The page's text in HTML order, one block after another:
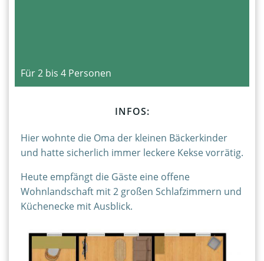
Für 2 bis 4 Personen
INFOS:
Hier wohnte die Oma der kleinen Bäckerkinder
und hatte sicherlich immer leckere Kekse vorrätig.
Heute empfängt die Gäste eine offene
Wohnlandschaft mit 2 großen Schlafzimmern und
Küchenecke mit Ausblick.